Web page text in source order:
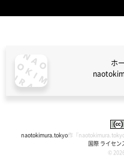
ホ
naotokimura.tokyo作『
国際 ライセン
©